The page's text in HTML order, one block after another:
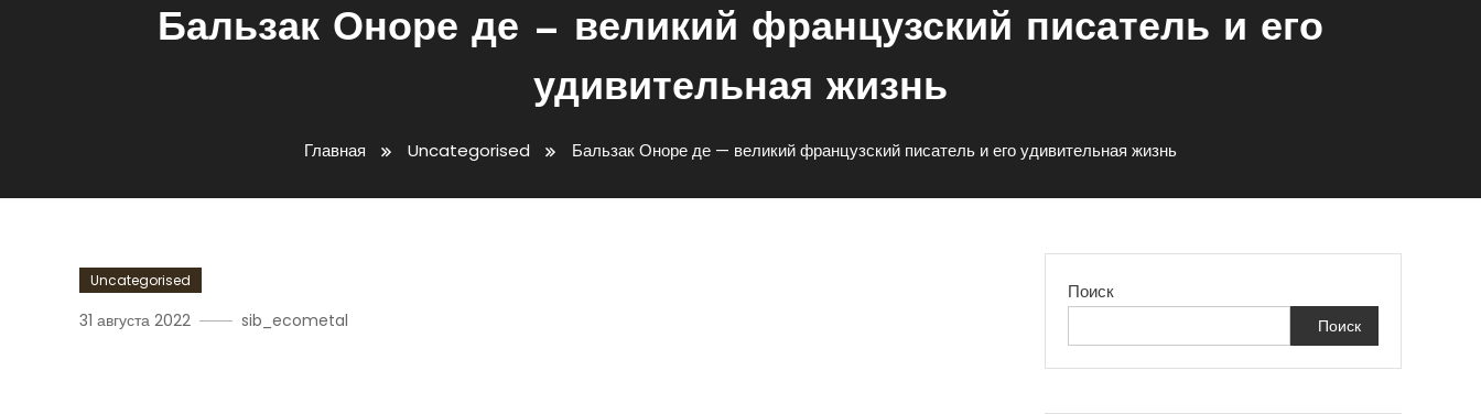
Бальзак Оноре де — великий французский писатель и его
удивительная жизнь
Главная Uncategorised Бальзак Оноре де — великий французский писатель и его удивительная жизнь
Uncategorised
31 августа 2022 sib_ecometal
Поиск
Поиск